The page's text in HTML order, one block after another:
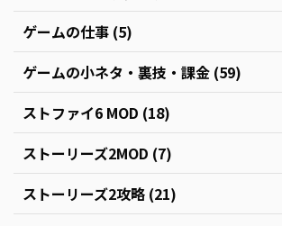
ゲームの仕事 (5)
ゲームの小ネタ・裏技・課金 (59)
ストファイ6 MOD (18)
ストーリーズ2MOD (7)
ストーリーズ2攻略 (21)